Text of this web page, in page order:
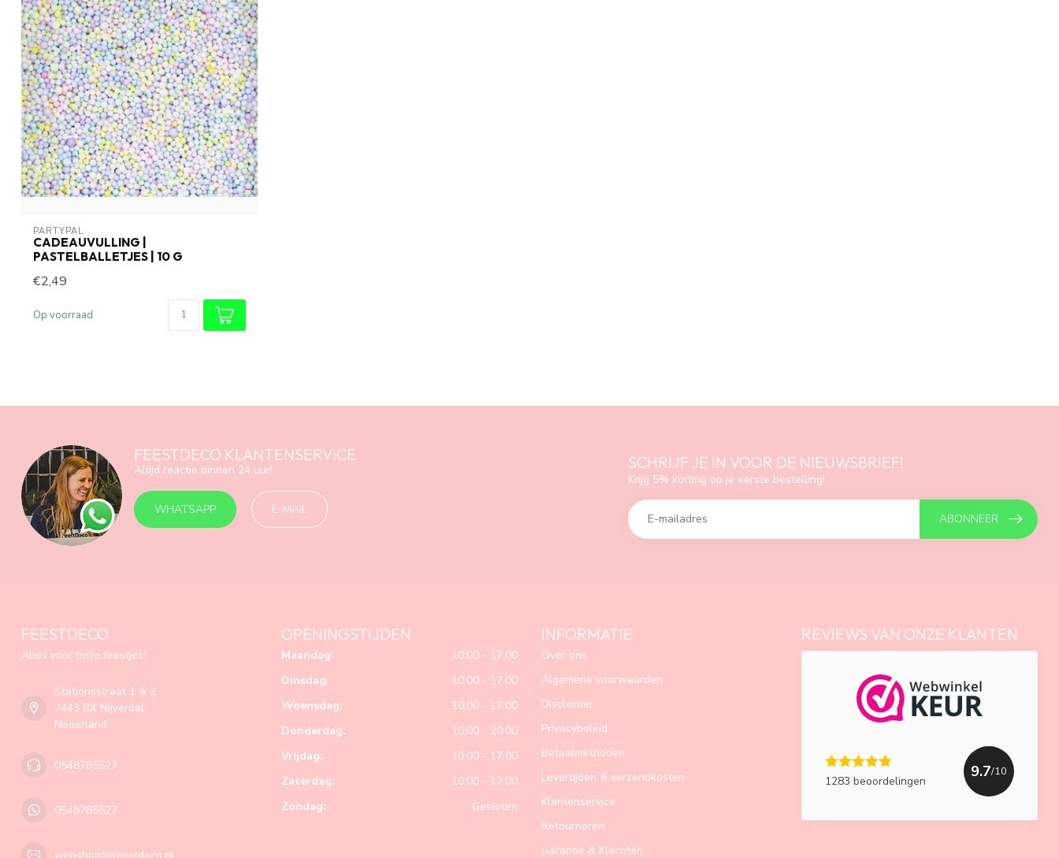
PARTYPAL
CADEAUVULLING |
PASTELBALLETJES | 10 G
€2,49
Op voorraad
FEESTDECO KLANTENSERVICE
Altijd reactie binnen 24 uur!
WHATSAPP E-MAIL
SCHRIJF JE IN VOOR DE NIEUWSBRIEF!
Krijg 5% korting op je eerste bestelling!
ABONNEER
FEESTDECO
Alles voor toffe feestjes!
Stationsstraat 1 & 2
7443 BX Nijverdal
Nederland
0548785527
0548785527
webshop@feestdeco.nl
OPENINGSTIJDEN
Maandag:
10:00 - 17:00
Dinsdag:
10:00 - 17:00
Woensdag:
10:00 - 17:00
Donderdag:
10:00 - 20:00
Vrijdag:
10:00 - 17:00
Zaterdag:
10:00 - 17:00
Zondag:
Gesloten
INFORMATIE
Over ons
Algemene voorwaarden
Disclaimer
Privacybeleid
Betaalmethoden
Levertijden & verzendkosten
Klantenservice
Retourneren
Garantie & Klachten
REVIEWS VAN ONZE KLANTEN
1283 beoordelingen
9.7/10